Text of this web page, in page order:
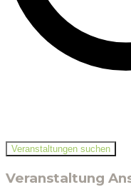
Veranstaltungen suchen
Veranstaltung